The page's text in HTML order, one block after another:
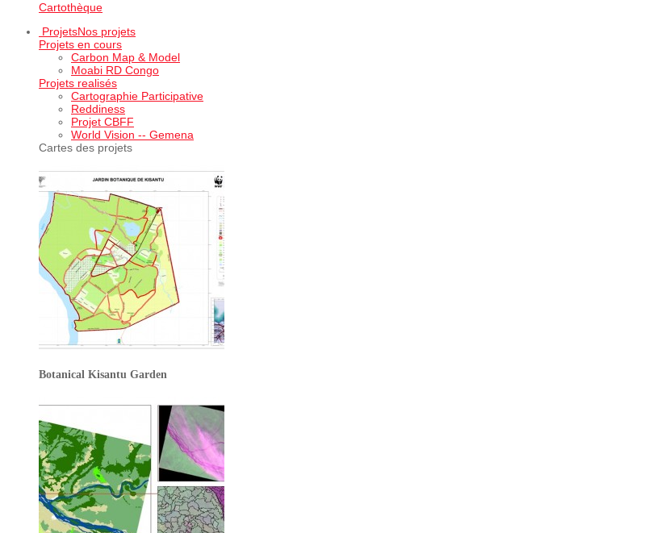
Cartothèque
ProjetsNos projets
Projets en cours
Carbon Map & Model
Moabi RD Congo
Projets realisés
Cartographie Participative
Reddiness
Projet CBFF
World Vision -- Gemena
Cartes des projets
Botanical Kisantu Garden